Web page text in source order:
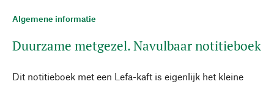
Algemene informatie
Duurzame metgezel. Navulbaar notitieboek
Dit notitieboek met een Lefa-kaft is eigenlijk het kleine